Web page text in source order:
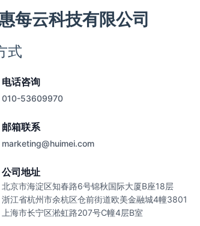
每云科技有限公司
式
电话咨询
010-53609970
邮箱联系
marketing@huimei.com
公司地址
北京市海淀区知春路6号锦秋国际大厦B座18层
浙江省杭州市余杭区仓前街道欧美金融城4幢3801
上海市长宁区淞虹路207号C幢4层B室